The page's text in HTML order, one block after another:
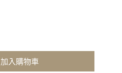
加入購物車